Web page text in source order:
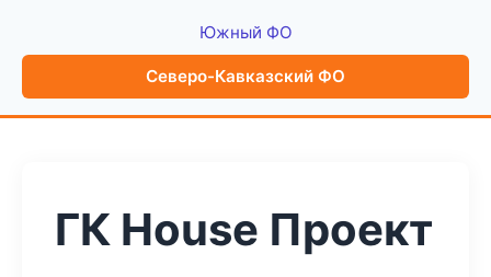
Южный ФО
Северо-Кавказский ФО
ГК House Проект